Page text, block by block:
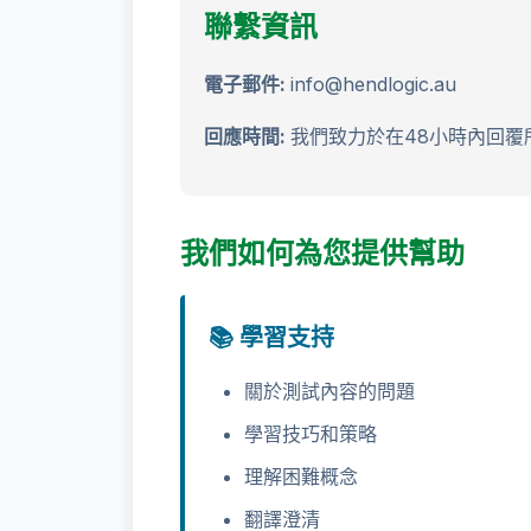
聯繫資訊
電子郵件: info@hendlogic.au
回應時間: 我們致力於在48小時內回覆
我們如何為您提供幫助
📚 學習支持
關於測試內容的問題
學習技巧和策略
理解困難概念
翻譯澄清